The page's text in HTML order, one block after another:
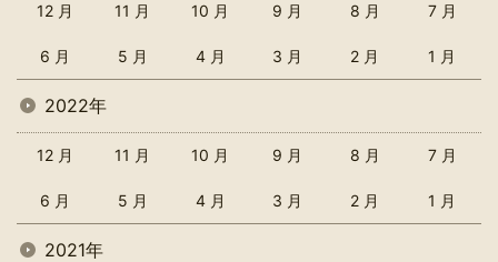
12 月 11 月 10 月 9 月 8 月 7 月
6 月 5 月 4 月 3 月 2 月 1 月
2022年
12 月 11 月 10 月 9 月 8 月 7 月
6 月 5 月 4 月 3 月 2 月 1 月
2021年